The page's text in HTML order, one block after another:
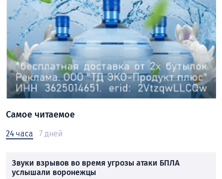
Самое читаемое
24 часа 7 дней
Звуки взрывов во время угрозы атаки БПЛА
услышали воронежцы